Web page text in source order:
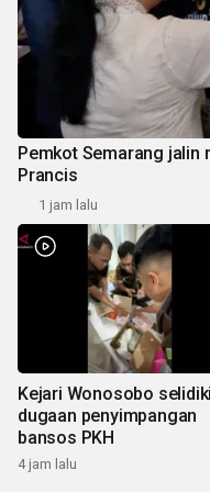
Pemkot Semarang jalin
Prancis
1 jam lalu
Kejari Wonosobo selidiki
dugaan penyimpangan
bansos PKH
4 jam lalu